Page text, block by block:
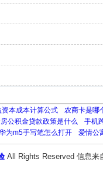
资本成本计算公式 农商卡是哪
公积金贷款政策是什么 手机
为m5手写笔怎么打开 爱情公
All Rights Reserved 信息来